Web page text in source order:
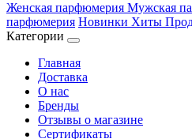
Женская парфюмерия Мужская
парфюмерия Новинки Хиты
Категории
Главная
Доставка
О нас
Бренды
Отзывы о магазине
Сертификаты